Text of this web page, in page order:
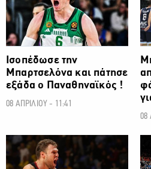
Ισοπέδωσε την
Μπαρτσελόνα και πάτησε
εξάδα ο Παναθηναϊκός !
08 ΑΠΡΙΛΙΟΥ - 11:41
08
ΜΠΑΣΚΕΤ